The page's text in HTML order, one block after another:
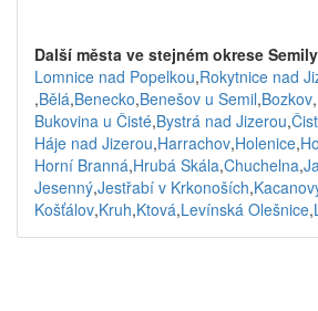
Další města ve stejném okrese
Lomnice nad Popelkou,Rokytnice nad
,Bělá,Benecko,Benešov u Semil,Bozkov,
Bukovina u Čisté,Bystrá nad Jizerou,
Háje nad Jizerou,Harrachov,Holenice,
Horní Branná,Hrubá Skála,Chuchelna,
Jesenný,Jestřabí v Krkonoších,
Košťálov,Kruh,Ktová,Levínská Olešnice,